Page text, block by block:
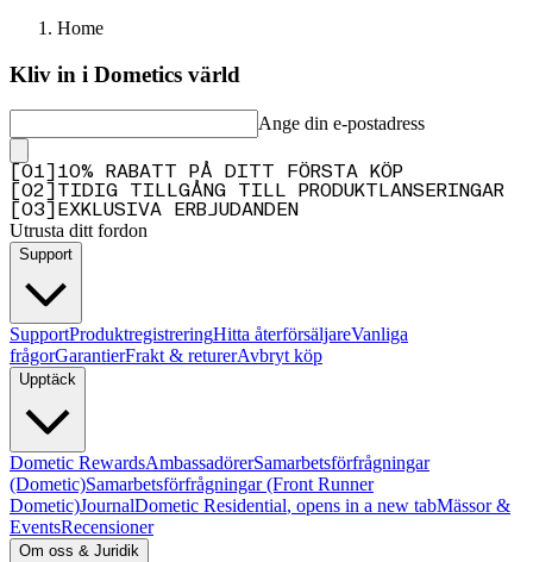
Q&A Home
Kliv in i Dometics värld
Ange din e-postadress
01
10% RABATT PÅ DITT FÖRSTA KÖP
02
TIDIG TILLGÅNG TILL PRODUKTLANSERINGAR
03 EXKLUSIVA ERBJUDANDEN
Utrusta ditt fordon
Support
SupportProduktregistreringHitta återförsäljareVanliga
frågorGarantierFrakt & returerAvbryt köp
Upptäck
Dometic RewardsAmbassadörerSamarbetsförfrågningar
(Dometic)Samarbetsförfrågningar (Front Runner
Dometic)JournalDometic Residential, opens in a new tabMässor &
EventsRecensioner
Om oss & Juridik